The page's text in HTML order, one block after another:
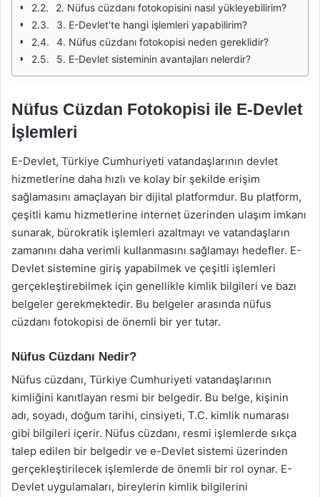
2. Nüfus cüzdanı fotokopisini nasıl yükleyebilirim?
3. E-Devlet'te hangi işlemleri yapabilirim?
4. Nüfus cüzdanı fotokopisi neden gereklidir?
5. E-Devlet sisteminin avantajları nelerdir?
Nüfus Cüzdan Fotokopisi ile E-Devlet
İşlemleri
E-Devlet, Türkiye Cumhuriyeti vatandaşlarının devlet
hizmetlerine daha hızlı ve kolay bir şekilde erişim
sağlamasını amaçlayan bir dijital platformdur. Bu platform,
çeşitli kamu hizmetlerine internet üzerinden ulaşım imkanı
sunarak, bürokratik işlemleri azaltmayı ve vatandaşların
zamanını daha verimli kullanmasını sağlamayı hedefler. E-
Devlet sistemine giriş yapabilmek ve çeşitli işlemleri
gerçekleştirebilmek için genellikle kimlik bilgileri ve bazı
belgeler gerekmektedir. Bu belgeler arasında nüfus
cüzdanı fotokopisi de önemli bir yer tutar.
Nüfus Cüzdanı Nedir?
Nüfus cüzdanı, Türkiye Cumhuriyeti vatandaşlarının
kimliğini kanıtlayan resmi bir belgedir. Bu belge, kişinin
adı, soyadı, doğum tarihi, cinsiyeti, T.C. kimlik numarası
gibi bilgileri içerir. Nüfus cüzdanı, resmi işlemlerde sıkça
talep edilen bir belgedir ve e-Devlet sistemi üzerinden
gerçekleştirilecek işlemlerde de önemli bir rol oynar. E-
Devlet uygulamaları, bireylerin kimlik bilgilerini